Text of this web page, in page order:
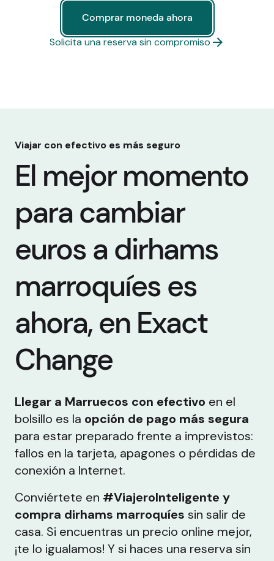
Comprar moneda ahora
Comprar moneda ahora
Solicita una reserva sin compromiso
Viajar con efectivo es más seguro
El mejor momento
para cambiar
euros a dirhams
marroquíes es
ahora, en Exact
Change
Llegar a Marruecos con efectivo en el
bolsillo es la opción de pago más segura
para estar preparado frente a imprevistos:
fallos en la tarjeta, apagones o pérdidas de
conexión a Internet.
Conviértete en #ViajeroInteligente y
compra dirhams marroquíes sin salir de
casa. Si encuentras un precio online mejor,
¡te lo igualamos! Y si haces una reserva sin